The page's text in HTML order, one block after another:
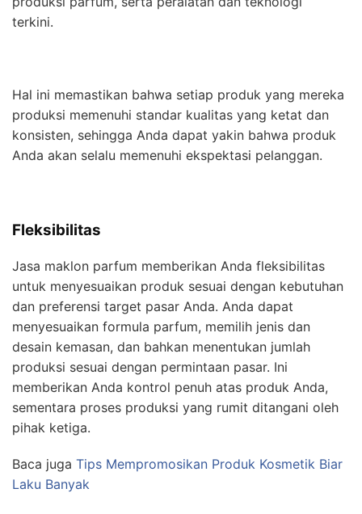
terkini.
Hal ini memastikan bahwa setiap produk yang mereka
produksi memenuhi standar kualitas yang ketat dan
konsisten, sehingga Anda dapat yakin bahwa produk
Anda akan selalu memenuhi ekspektasi pelanggan.
Fleksibilitas
Jasa maklon parfum memberikan Anda fleksibilitas
untuk menyesuaikan produk sesuai dengan kebutuhan
dan preferensi target pasar Anda. Anda dapat
menyesuaikan formula parfum, memilih jenis dan
desain kemasan, dan bahkan menentukan jumlah
produksi sesuai dengan permintaan pasar. Ini
memberikan Anda kontrol penuh atas produk Anda,
sementara proses produksi yang rumit ditangani oleh
pihak ketiga.
Baca juga Tips Mempromosikan Produk Kosmetik Biar
Laku Banyak